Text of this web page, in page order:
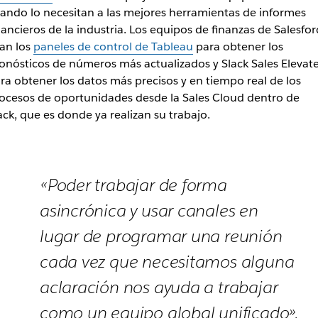
lo necesitan a las mejores herramientas de informes
de la industria. Los equipos de finanzas de
los paneles de control de Tableau para obtener los
de números más actualizados y Slack Sales
obtener los datos más precisos y en tiempo real de los
de oportunidades desde la Sales Cloud dentro de
que es donde ya realizan su trabajo.
«Poder trabajar de forma
asincrónica y usar canales en
lugar de programar una reunión
cada vez que necesitamos alguna
aclaración nos ayuda a trabajar
como un equipo global unificado».